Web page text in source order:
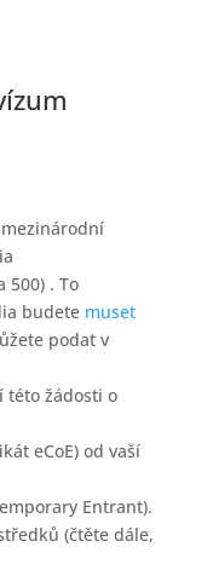
. To
budete muset
podat v
této žádosti o
eCoE) od vaší
Entrant).
(čtěte dále,